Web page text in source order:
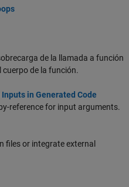
de la llamada a función
de la función.
in Generated Code
reference for input arguments.
files or integrate external